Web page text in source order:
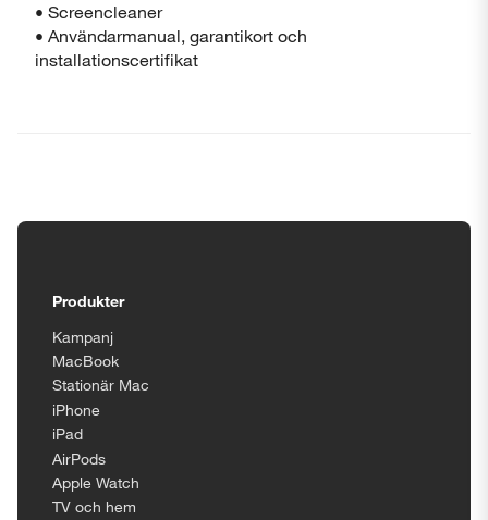
• Screencleaner
• Användarmanual, garantikort och
installationscertifikat
Produkter
Kampanj
MacBook
Stationär Mac
iPhone
iPad
AirPods
Apple Watch
TV och hem